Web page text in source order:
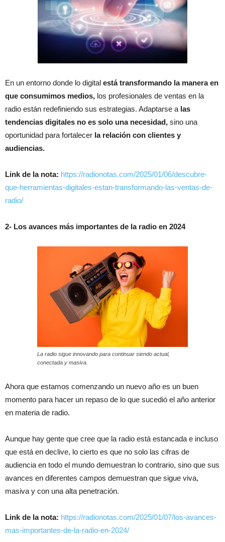
En un entorno donde lo digital está transformando la manera en
que consumimos medios, los profesionales de ventas en la
radio están redefiniendo sus estrategias. Adaptarse a las
tendencias digitales no es solo una necesidad, sino una
oportunidad para fortalecer la relación con clientes y
audiencias.
Link de la nota: https://radionotas.com/2025/01/06/descubre-
que-herramientas-digitales-estan-transformando-las-ventas-de-
radio/
2- Los avances más importantes de la radio en 2024
La radio sigue innovando para continuar siendo actual,
conectada y masiva.
Ahora que estamos comenzando un nuevo año es un buen
momento para hacer un repaso de lo que sucedió el año anterior
en materia de radio.
Aunque hay gente que cree que la radio está estancada e incluso
que está en declive, lo cierto es que no solo las cifras de
audiencia en todo el mundo demuestran lo contrario, sino que sus
avances en diferentes campos demuestran que sigue viva,
masiva y con una alta penetración.
Link de la nota: https://radionotas.com/2025/01/07/los-avances-
mas-importantes-de-la-radio-en-2024/